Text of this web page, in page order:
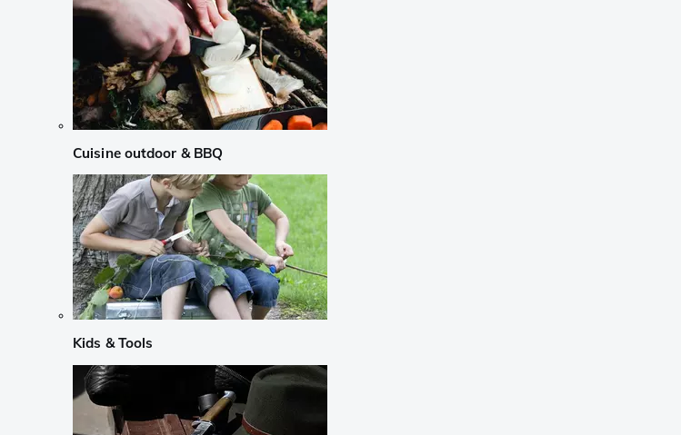
Cuisine outdoor & BBQ
Kids & Tools